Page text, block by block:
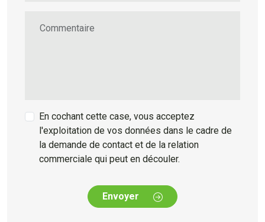
Commentaire
En cochant cette case, vous acceptez
l'exploitation de vos données dans le cadre de
la demande de contact et de la relation
commerciale qui peut en découler.
Envoyer